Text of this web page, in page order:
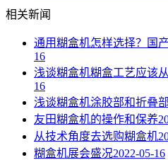
相关新闻
通用糊盒机怎样选择？国
16
浅谈糊盒机糊盒工艺应该
16
浅谈糊盒机涂胶部和折叠
友田糊盒机的操作和保养
从技术角度去选购糊盒机
糊盒机展会盛况2022-05-16